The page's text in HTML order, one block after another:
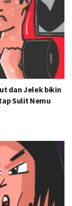
dan Jelek bikin
Sulit Nemu